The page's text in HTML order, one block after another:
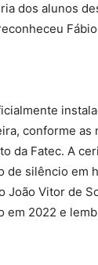
dos alunos
conforme as
da Fatec. A
de silêncio em
João Vitor de
em 2022 e